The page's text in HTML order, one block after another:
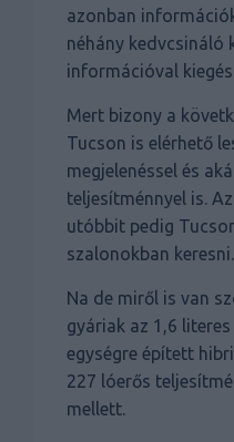
azonban
néhány kedvcsináló
információval
Mert bizony a
Tucson is elérhető
megjelenéssel és
teljesítménnyel is.
utóbbit pedig
szalonokban keresni.
Na de miről is van
gyáriak az 1,6
egységre épített
227 lóerős
mellett.